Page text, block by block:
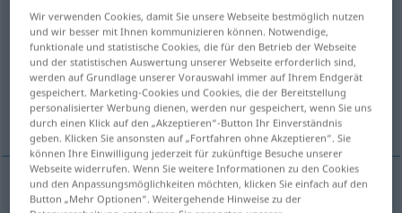
Lustf
Übersicht aller Übersetzungen
(Für mehr Details die Übersetzung anklicken/antippen)
気がある ない
Beispiele
Wir verwenden Cookies, damit Sie unsere Webseite bestmöglich nutzen
und wir besser mit Ihnen kommunizieren können. Notwendige,
funktionale und statistische Cookies, die für den Betrieb der Webseite
und der statistischen Auswertung unserer Webseite erforderlich sind,
werden auf Grundlage unserer Vorauswahl immer auf Ihrem Endgerät
gespeichert. Marketing-Cookies und Cookies, die der Bereitstellung
personalisierter Werbung dienen, werden nur gespeichert, wenn Sie uns
durch einen Klick auf den „Akzeptieren“-Button Ihr Einverständnis
geben. Klicken Sie ansonsten auf „Fortfahren ohne Akzeptieren“. Sie
können Ihre Einwilligung jederzeit für zukünftige Besuche unserer
Webseite widerrufen. Wenn Sie weitere Informationen zu den Cookies
und den Anpassungsmöglichkeiten möchten, klicken Sie einfach auf den
Button „Mehr Optionen“. Weitergehende Hinweise zu der